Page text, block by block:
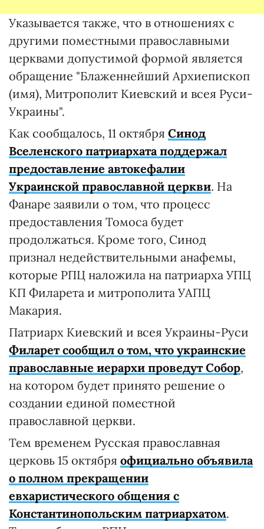
Указывается также, что в отношениях с
другими поместными православными
церквами допустимой формой является
обращение "Блаженнейший Архиепископ
(имя), Митрополит Киевский и всея Руси-
Украины".
Как сообщалось, 11 октября Синод
Вселенского патриархата поддержал
предоставление автокефалии
Украинской православной церкви. На
Фанаре заявили о том, что процесс
предоставления Томоса будет
продолжаться. Кроме того, Синод
признал недействительными анафемы,
которые РПЦ наложила на патриарха УПЦ
КП Филарета и митрополита УАПЦ
Макария.
Патриарх Киевский и всея Украины-Руси
Филарет сообщил о том, что украинские
православные иерархи проведут Собор,
на котором будет принято решение о
создании единой поместной
православной церкви.
Тем временем Русская православная
церковь 15 октября официально объявила
о полном прекращении
евхаристического общения с
Константинопольским патриархатом.